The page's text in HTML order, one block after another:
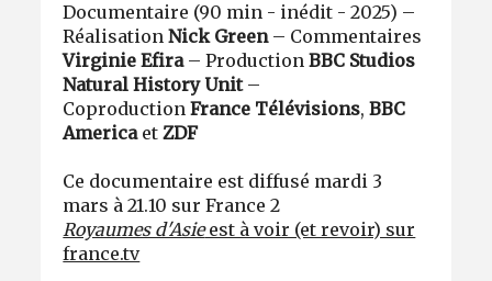
Documentaire (90 min - inédit - 2025) –
RéalisationNick Green – Commentaires
Virginie Efira– ProductionBBC Studios
Natural History Unit –
CoproductionFrance Télévisions, BBC
America et ZDF
Ce documentaire est diffusé mardi 3
mars à 21.10 sur France 2
Royaumes d'Asieest à voir (et revoir) sur
france.tv